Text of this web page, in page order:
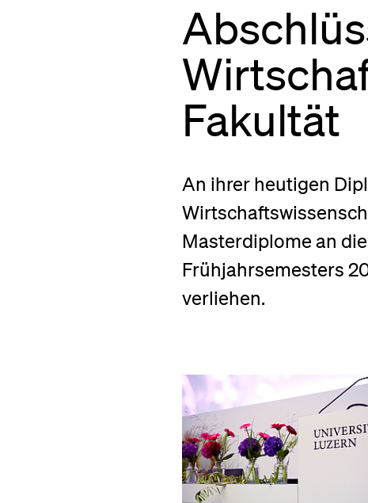
Fakultät
An ihrer heutigen
Masterdiplome an
Frühjahrsemesters
verliehen.
Alumni
Stellensuchende
Förderer
Medien